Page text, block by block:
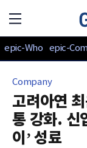
epic-Who epic-
Company
고려아연
통 강화. 신
이’ 성료